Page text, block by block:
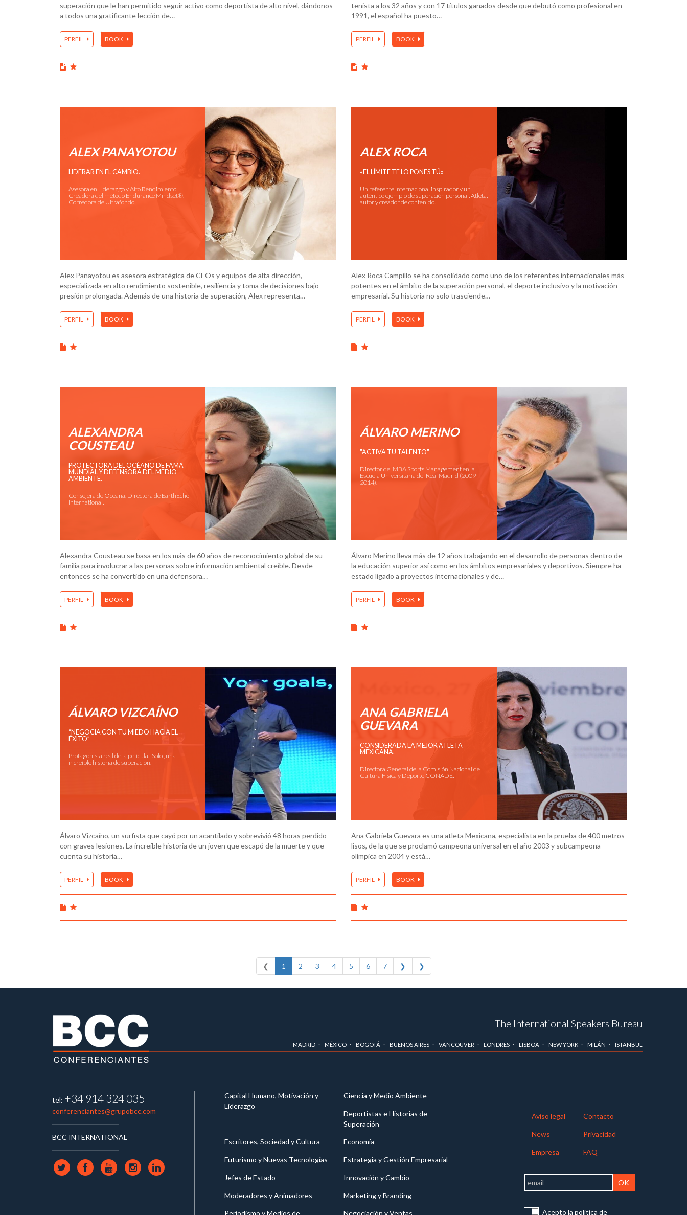
superación que le han permitido seguir activo como deportista de alto nivel, dándonos
a todos una gratificante lección de…
PERFIL BOOK
tenista a los 32 años y con 17 títulos ganados desde que debutó como profesional en
1991, el español ha puesto…
PERFIL BOOK
ALEX PANAYOTOU
LIDERAR EN EL CAMBIO.
Asesora en Liderazgo y Alto Rendimiento.
Creadora del método Endurance Mindset®.
Corredora de Ultrafondo.
Alex Panayotou es asesora estratégica de CEOs y equipos de alta dirección,
especializada en alto rendimiento sostenible, resiliencia y toma de decisiones bajo
presión prolongada. Además de una historia de superación, Alex representa…
PERFIL BOOK
ALEX ROCA
«EL LÍMITE TE LO PONES TÚ»
Un referente internacional inspirador y un
auténtico ejemplo de superación personal. Atleta,
autor y creador de contenido.
Alex Roca Campillo se ha consolidado como uno de los referentes internacionales más
potentes en el ámbito de la superación personal, el deporte inclusivo y la motivación
empresarial. Su historia no solo trasciende…
PERFIL BOOK
ALEXANDRA
COUSTEAU
PROTECTORA DEL OCÉANO DE FAMA
MUNDIAL Y DEFENSORA DEL MEDIO
AMBIENTE.
Consejera de Oceana. Directora de EarthEcho
International.
Alexandra Cousteau se basa en los más de 60 años de reconocimiento global de su
familia para involucrar a las personas sobre información ambiental creíble. Desde
entonces se ha convertido en una defensora…
PERFIL BOOK
ÁLVARO MERINO
"ACTIVA TU TALENTO"
Director del MBA Sports Management en la
Escuela Universitaria del Real Madrid (2009-
2014).
Álvaro Merino lleva más de 12 años trabajando en el desarrollo de personas dentro de
la educación superior así como en los ámbitos empresariales y deportivos. Siempre ha
estado ligado a proyectos internacionales y de…
PERFIL BOOK
ÁLVARO VIZCAÍNO
“NEGOCIA CON TU MIEDO HACIA EL
ÉXITO”
Protagonista real de la película "Solo", una
increíble historia de superación.
Álvaro Vizcaíno, un surfista que cayó por un acantilado y sobrevivió 48 horas perdido
con graves lesiones. La increíble historia de un joven que escapó de la muerte y que
cuenta su historia…
PERFIL BOOK
ANA GABRIELA
GUEVARA
CONSIDERADA LA MEJOR ATLETA
MEXICANA.
Directora General de la Comisión Nacional de
Cultura Física y Deporte CONADE.
Ana Gabriela Guevara es una atleta Mexicana, especialista en la prueba de 400 metros
lisos, de la que se proclamó campeona universal en el año 2003 y subcampeona
olímpica en 2004 y está…
PERFIL BOOK
❮ 1 2 3 4 5 6 7 ❯ ❯
The International Speakers Bureau
MADRID MÉXICO BOGOTÁ BUENOS AIRES VANCOUVER LONDRES LISBOA NEW YORK MILÁN ISTANBUL
tel: +34 914 324 035
conferenciantes@grupobcc.com
BCC INTERNATIONAL
Capital Humano, Motivación y
Liderazgo
Ciencia y Medio Ambiente
Deportistas e Historias de
Superación
Economía
Escritores, Sociedad y Cultura
Estrategia y Gestión Empresarial
Futurismo y Nuevas Tecnologías
Innovación y Cambio
Jefes de Estado
Marketing y Branding
Moderadores y Animadores
Negociación y Ventas
Periodismo y Medios de
Aviso legal Contacto
News Privacidad
Empresa FAQ
Acepto la política de